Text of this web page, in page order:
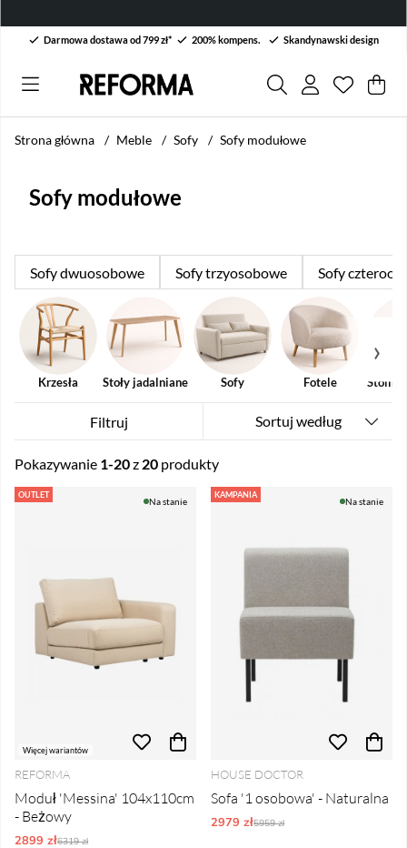
Darmowa dostawa od 799 zł* 200% kompens. Skandynawski design
Lista
Liczba w
. .
Strona główna Meble Sofy Sofy modułowe
Sofy modułowe
Sofy dwuosobowe Sofy trzyosobowe Sofy
Krzesła Stoły jadalniane Sofy Fotele Stoliki
Filtruj Sortuj według
Pokazywanie 1-20z 20 produkty
Produkty
OUTLET
Więcej wariantów
Na stanie
REFORMA
Moduł 'Messina' 104x110cm
- Beżowy
2899 złOrdynarne ceny:
6319 zł
KAMPANIA
Na stanie
HOUSE DOCTOR
Sofa '1 osobowa' - Naturalna
2979 złOrdynarne ceny:
5959 zł